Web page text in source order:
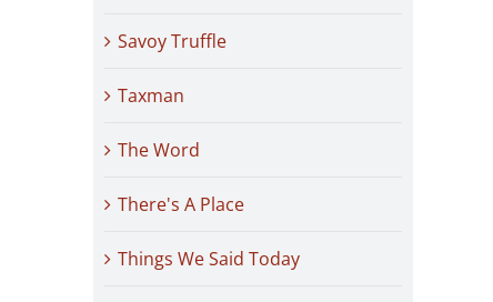
Savoy Truffle
Taxman
The Word
There's A Place
Things We Said Today